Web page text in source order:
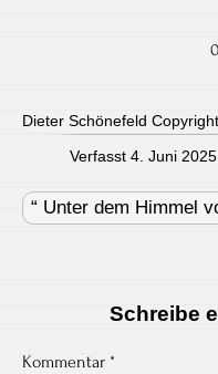
Dieter Schönefeld
Verfasst 4. Juni
navigation
“ Unter dem Himmel
Schreibe
Kommentar *